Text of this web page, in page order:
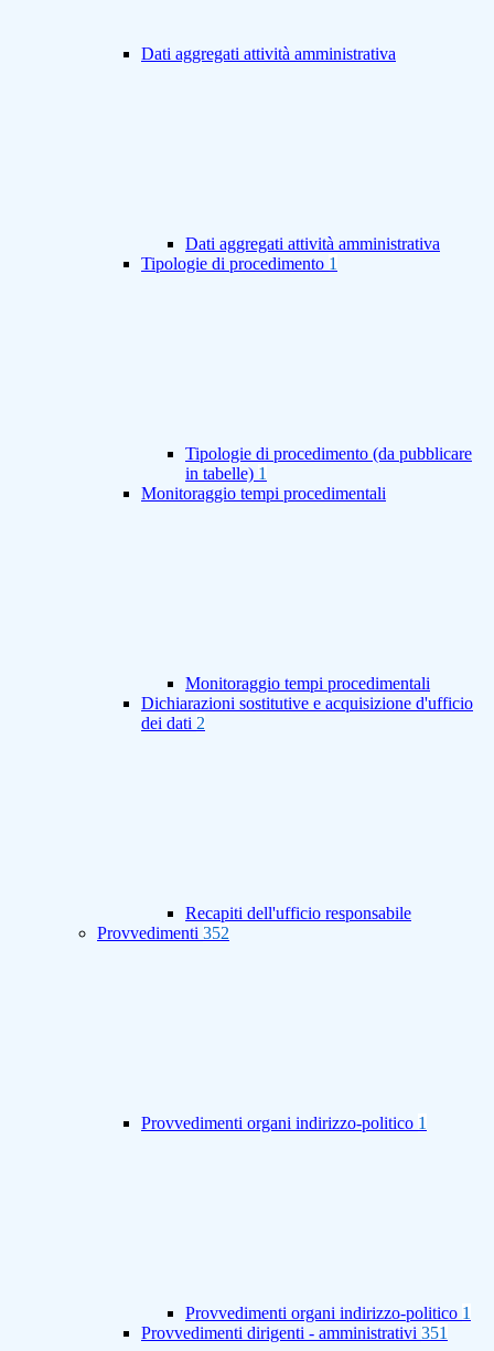
Dati aggregati attività amministrativa
Dati aggregati attività amministrativa
Tipologie di procedimento 1
Tipologie di procedimento (da pubblicare
in tabelle) 1
Monitoraggio tempi procedimentali
Monitoraggio tempi procedimentali
Dichiarazioni sostitutive e acquisizione d'ufficio
dei dati 2
Recapiti dell'ufficio responsabile
Provvedimenti 352
Provvedimenti organi indirizzo-politico 1
Provvedimenti organi indirizzo-politico 1
Provvedimenti dirigenti - amministrativi 351